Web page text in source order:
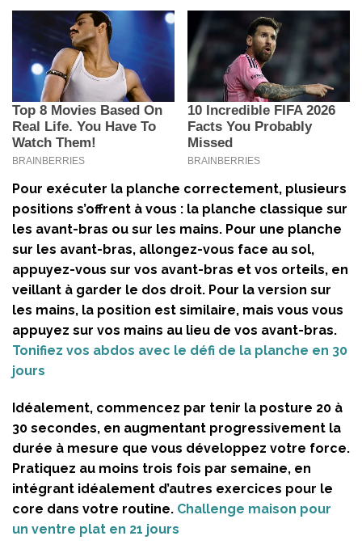
Pour exécuter la planche correctement, plusieurs
positions s’offrent à vous : la planche classique sur
les avant-bras ou sur les mains. Pour une planche
sur les avant-bras, allongez-vous face au sol,
appuyez-vous sur vos avant-bras et vos orteils, en
veillant à garder le dos droit. Pour la version sur
les mains, la position est similaire, mais vous vous
appuyez sur vos mains au lieu de vos avant-bras.
Tonifiez vos abdos avec le défi de la planche en 30
jours
Idéalement, commencez par tenir la posture 20 à
30 secondes, en augmentant progressivement la
durée à mesure que vous développez votre force.
Pratiquez au moins trois fois par semaine, en
intégrant idéalement d’autres exercices pour le
core dans votre routine. Challenge maison pour
un ventre plat en 21 jours